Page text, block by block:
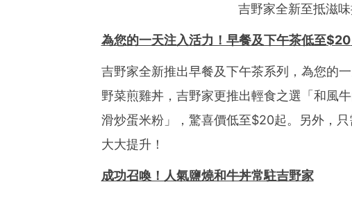
吉野家全新至抵滋
為您的一天注入活力！早餐及下午茶低至$20
吉野家全新推出早餐及下午茶系列，為您的
野菜煎雞丼，吉野家更推出輕食之選「和風
滑炒蛋米粉」，驚喜價低至$20起。另外，
大大提升！
成功召喚！人氣鹽燒和牛丼常駐吉野家